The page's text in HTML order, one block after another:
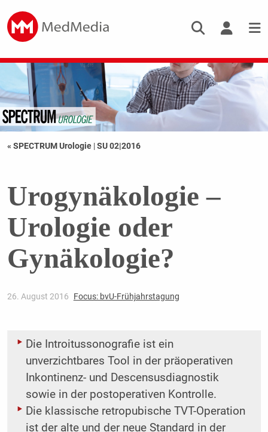
« SPECTRUM Urologie |SU 02|2016
Urogynäkologie –
Urologie oder
Gynäkologie?
26. August 2016 Focus: bvU-Frühjahrstagung
Die Introitussonografie ist ein
unverzichtbares Tool in der präoperativen
Inkontinenz- und Descensusdiagnostik
sowie in der postoperativen Kontrolle.
Die klassische retropubische TVT-Operation
ist der alte und der neue Standard in der